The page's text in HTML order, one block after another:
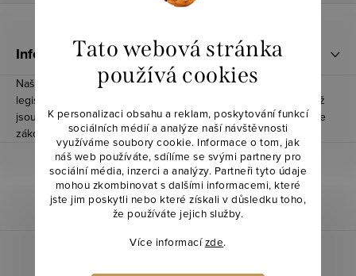
Tato webová stránka
používá cookies
K personalizaci obsahu a reklam, poskytování funkcí
sociálních médií a analýze naší návštěvnosti
využíváme soubory cookie. Informace o tom, jak
náš web používáte, sdílíme se svými partnery pro
sociální média, inzerci a analýzy. Partneři tyto údaje
mohou zkombinovat s dalšími informacemi, které
jste jim poskytli nebo které získali v důsledku toho,
že používáte jejich služby.
Více informacízde.
Informace pro vás
Naše produkty splnily všechny nezbytné podmínky, včetně
legislativních požadavků a informačních povinností, díky čemuž
jsou registrované a notifikované u Ministerstva Zemědělství dle
zákona č. 110/1997 Sb.